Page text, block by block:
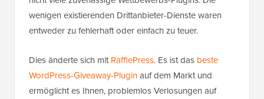
wenigen existierenden Drittanbieter-Dienste waren
entweder zu fehlerhaft oder einfach zu teuer.
Dies änderte sich mitRafflePress. Es ist das beste
WordPress-Giveaway-Pluginauf dem Markt und
ermöglicht es Ihnen, problemlos Verlosungen auf